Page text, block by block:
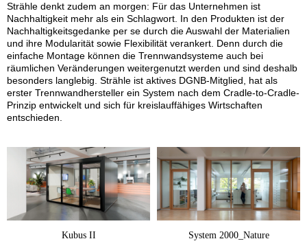
Strähle denkt zudem an morgen: Für das Unternehmen ist
Nachhaltigkeit mehr als ein Schlagwort. In den Produkten ist der
Nachhaltigkeitsgedanke per se durch die Auswahl der Materialien
und ihre Modularität sowie Flexibilität verankert. Denn durch die
einfache Montage können die Trennwandsysteme auch bei
räumlichen Veränderungen weitergenutzt werden und sind deshalb
besonders langlebig. Strähle ist aktives DGNB-Mitglied, hat als
erster Trennwandhersteller ein System nach dem Cradle-to-Cradle-
Prinzip entwickelt und sich für kreislauffähiges Wirtschaften
entschieden.
Kubus II System 2000_Nature